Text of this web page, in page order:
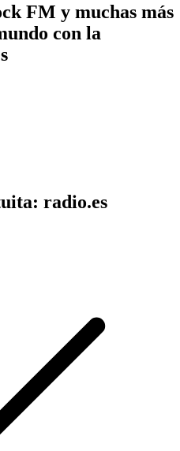
FM y muchas más
con la
radio.es